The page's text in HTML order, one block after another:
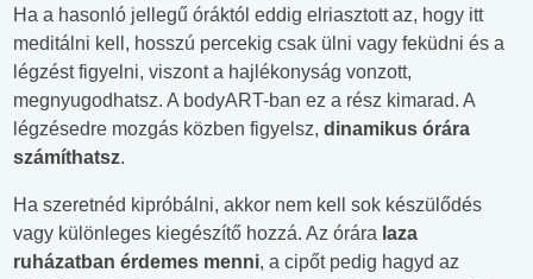
Ha a hasonló jellegű óráktól eddig elriasztott az, hogy itt
meditálni kell, hosszú percekig csak ülni vagy feküdni és a
légzést figyelni, viszont a hajlékonyság vonzott,
megnyugodhatsz. A bodyART-ban ez a rész kimarad. A
légzésedre mozgás közben figyelsz, dinamikus órára
számíthatsz.
Ha szeretnéd kipróbálni, akkor nem kell sok készülődés
vagy különleges kiegészítő hozzá. Az órára laza
ruházatban érdemes menni, a cipőt pedig hagyd az